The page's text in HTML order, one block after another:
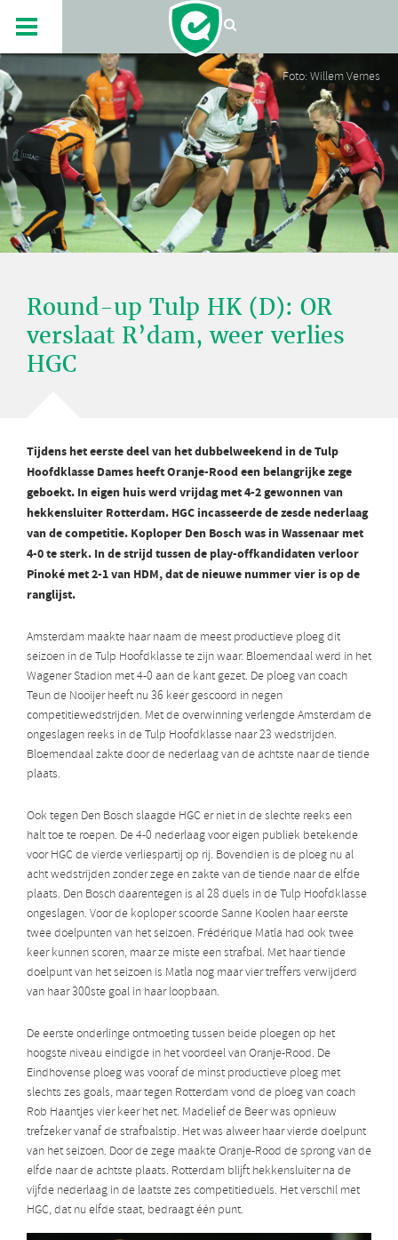
Foto: Willem Vernes
Round-up Tulp HK (D): OR
verslaat R’dam, weer verlies
HGC
Tijdens het eerste deel van het dubbelweekend in de Tulp
Hoofdklasse Dames heeft Oranje-Rood een belangrijke zege
geboekt. In eigen huis werd vrijdag met 4-2 gewonnen van
hekkensluiter Rotterdam. HGC incasseerde de zesde nederlaag
van de competitie. Koploper Den Bosch was in Wassenaar met
4-0 te sterk. In de strijd tussen de play-offkandidaten verloor
Pinoké met 2-1 van HDM, dat de nieuwe nummer vier is op de
ranglijst.
Amsterdam maakte haar naam de meest productieve ploeg dit
seizoen in de Tulp Hoofdklasse te zijn waar. Bloemendaal werd in het
Wagener Stadion met 4-0 aan de kant gezet. De ploeg van coach
Teun de Nooijer heeft nu 36 keer gescoord in negen
competitiewedstrijden. Met de overwinning verlengde Amsterdam de
ongeslagen reeks in de Tulp Hoofdklasse naar 23 wedstrijden.
Bloemendaal zakte door de nederlaag van de achtste naar de tiende
plaats.
Ook tegen Den Bosch slaagde HGC er niet in de slechte reeks een
halt toe te roepen. De 4-0 nederlaag voor eigen publiek betekende
voor HGC de vierde verliespartij op rij. Bovendien is de ploeg nu al
acht wedstrijden zonder zege en zakte van de tiende naar de elfde
plaats. Den Bosch daarentegen is al 28 duels in de Tulp Hoofdklasse
ongeslagen. Voor de koploper scoorde Sanne Koolen haar eerste
twee doelpunten van het seizoen. Frédérique Matla had ook twee
keer kunnen scoren, maar ze miste een strafbal. Met haar tiende
doelpunt van het seizoen is Matla nog maar vier treffers verwijderd
van haar 300ste goal in haar loopbaan.
De eerste onderlinge ontmoeting tussen beide ploegen op het
hoogste niveau eindigde in het voordeel van Oranje-Rood. De
Eindhovense ploeg was vooraf de minst productieve ploeg met
slechts zes goals, maar tegen Rotterdam vond de ploeg van coach
Rob Haantjes vier keer het net. Madelief de Beer was opnieuw
trefzeker vanaf de strafbalstip. Het was alweer haar vierde doelpunt
van het seizoen. Door de zege maakte Oranje-Rood de sprong van de
elfde naar de achtste plaats. Rotterdam blijft hekkensluiter na de
vijfde nederlaag in de laatste zes competitieduels. Het verschil met
HGC, dat nu elfde staat, bedraagt één punt.